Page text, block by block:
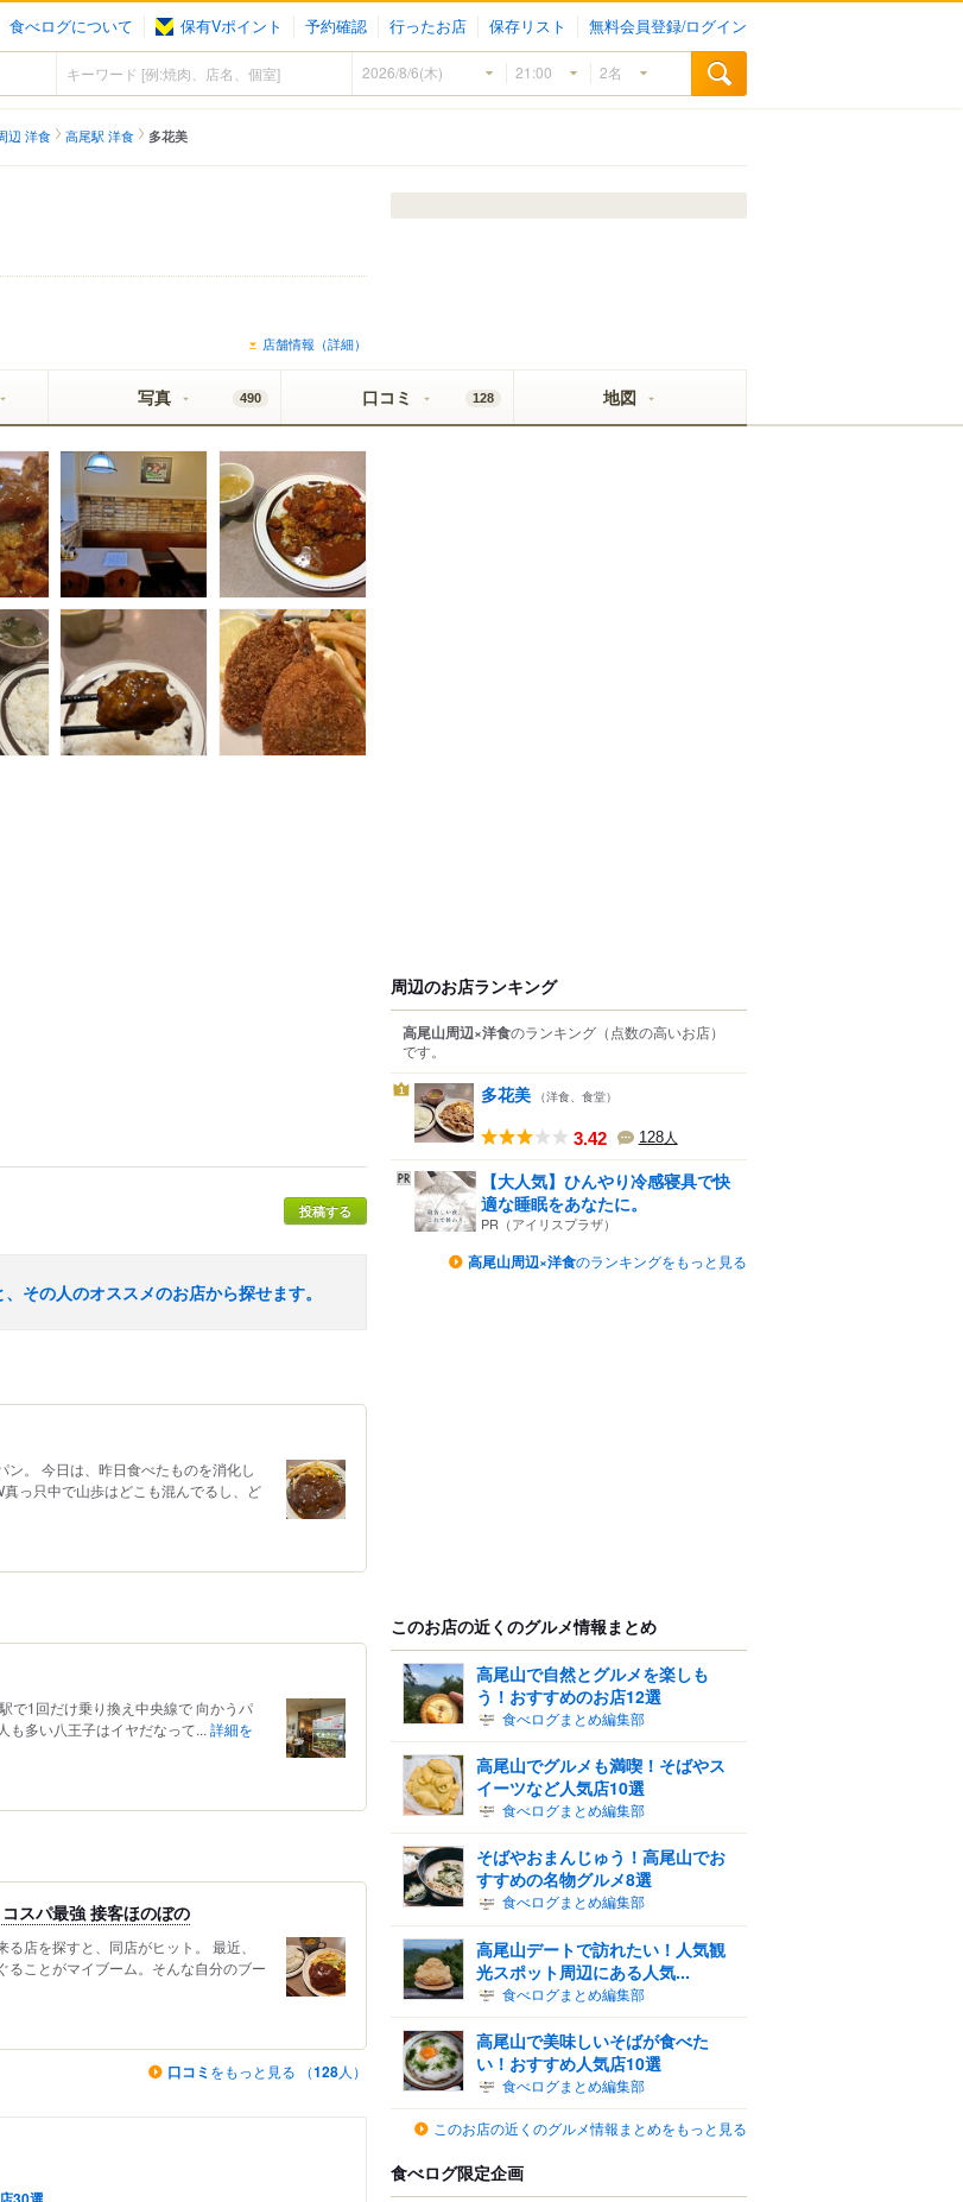
食べログについて 保有Vポイント 予約確認 行ったお店 保存リスト 無料会員登録/ログイン
辺 洋食 高尾駅 洋食 多花美
店舗情報（詳細）
写真 490 口コミ 128 地図
投稿する
その人のオススメのお店から探せます。
。 今日は、昨日食べたものを消化し
っ只中で山歩はどこも混んでるし、ど
で1回だけ乗り換え中央線で 向かうパ
も多い八王子はイヤだなって... 詳細を
スパ最強 接客ほのぼの
店を探すと、同店がヒット。 最近、
ことがマイブーム。そんな自分のブー
口コミ をもっと見る （128人）
周辺のお店ランキング
高尾山周辺×洋食のランキング （点数の高いお店）
です。
1 多花美 （洋食、食堂）
3.42 128人
【大人気】ひんやり冷感寝具で快
適な睡眠をあなたに。
PR（アイリスプラザ）
高尾山周辺×洋食のランキングをもっと見る
このお店の近くのグルメ情報まとめ
高尾山で自然とグルメを楽しも
う！おすすめのお店12選
食べログまとめ編集部
高尾山でグルメも満喫！そばやス
イーツなど人気店10選
食べログまとめ編集部
そばやおまんじゅう！高尾山でお
すすめの名物グルメ8選
食べログまとめ編集部
高尾山デートで訪れたい！人気観
光スポット周辺にある人気...
食べログまとめ編集部
高尾山で美味しいそばが食べた
い！おすすめ人気店10選
食べログまとめ編集部
このお店の近くのグルメ情報まとめをもっと見る
食べログ限定企画